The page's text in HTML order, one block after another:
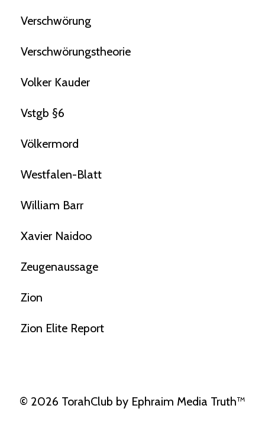
Verschwörung
Verschwörungstheorie
Volker Kauder
Vstgb §6
Völkermord
Westfalen-Blatt
William Barr
Xavier Naidoo
Zeugenaussage
Zion
Zion Elite Report
© 2026 TorahClub by Ephraim Media Truth™